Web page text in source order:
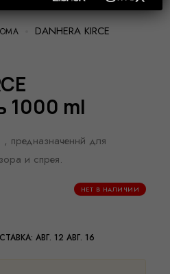
DANHERA KIRCE
1000 ml
, предназначеннй для
и спрея.
НЕТ В НАЛИЧИИ
АВГ. 12 АВГ. 16